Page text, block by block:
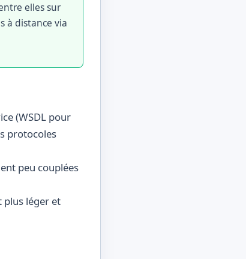
elles sur
à distance via
(WSDL pour
protocoles
peu couplées
plus léger et